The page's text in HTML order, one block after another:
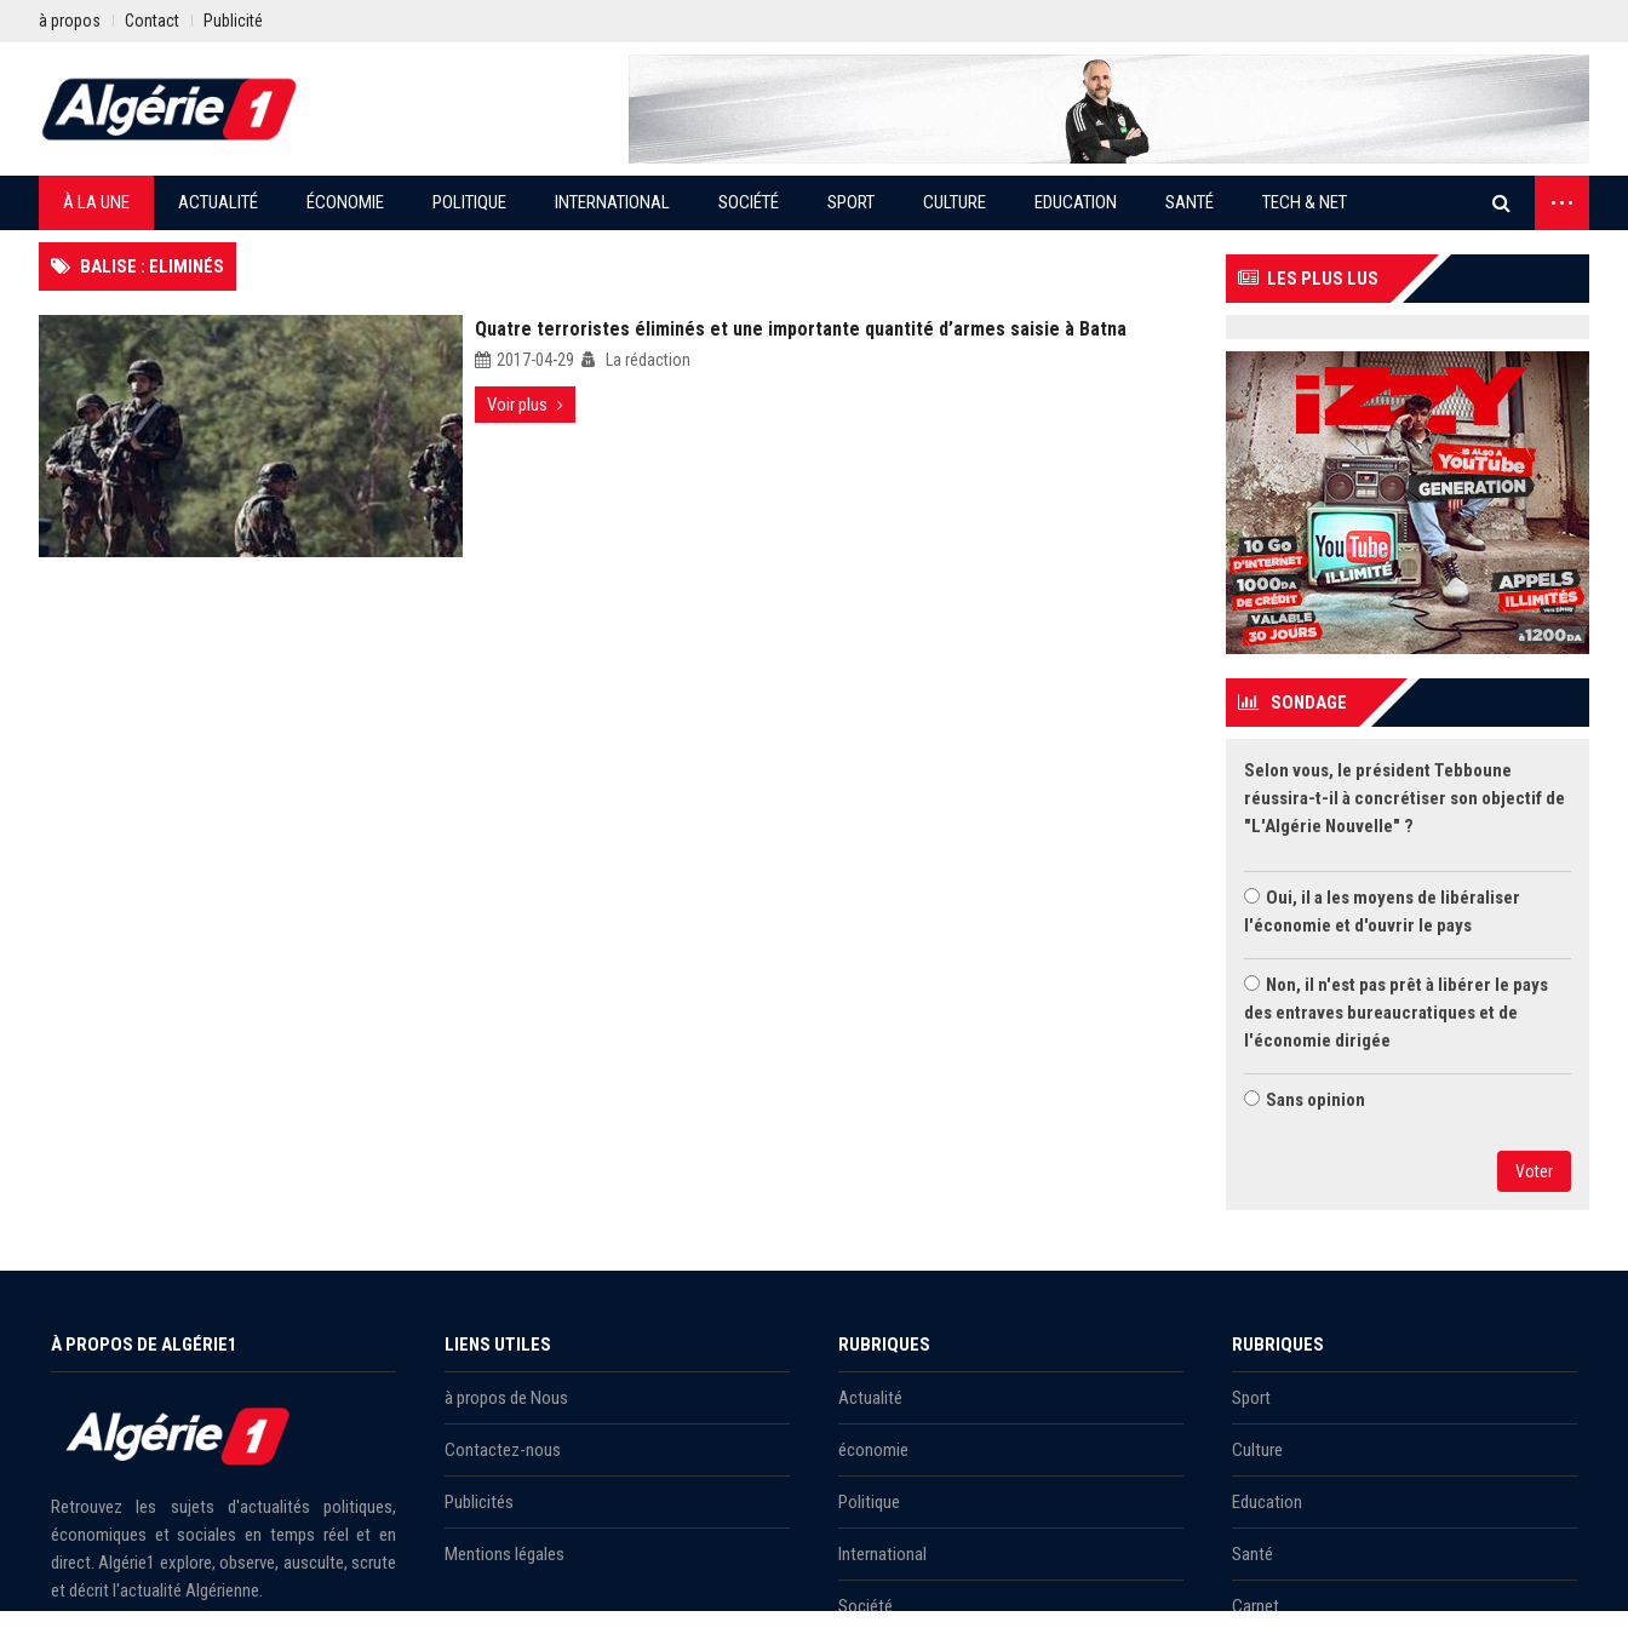
à propos Contact Publicité
À LA UNE ACTUALITÉ ÉCONOMIE POLITIQUE INTERNATIONAL SOCIÉTÉ SPORT CULTURE EDUCATION SANTÉ TECH & NET ...
BALISE : ELIMINÉS
Quatre terroristes éliminés et une importante quantité d’armes saisie à Batna
2017-04-29 La rédaction
Voir plus
LES PLUS LUS
SONDAGE
Selon vous, le président Tebboune
réussira-t-il à concrétiser son objectif de
"L'Algérie Nouvelle" ?
Oui, il a les moyens de libéraliser
l'économie et d'ouvrir le pays
Non, il n'est pas prêt à libérer le pays
des entraves bureaucratiques et de
l'économie dirigée
Sans opinion
Voter
À PROPOS DE ALGÉRIE1
Retrouvez les sujets d'actualités politiques,
économiques et sociales en temps réel et en
direct. Algérie1 explore, observe, ausculte, scrute
et décrit l'actualité Algérienne.
LIENS UTILES
à propos de Nous
Contactez-nous
Publicités
Mentions légales
RUBRIQUES
Actualité
économie
Politique
International
Société
RUBRIQUES
Sport
Culture
Education
Santé
Carnet